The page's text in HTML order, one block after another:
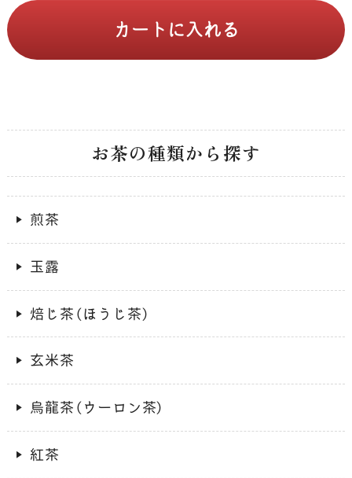
お茶の種類から探す
煎茶
玉露
焙じ茶（ほうじ茶）
玄米茶
烏龍茶（ウーロン茶）
紅茶